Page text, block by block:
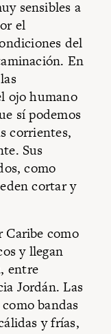
sensibles a
el
del
En
ojo humano
sí podemos
corrientes,
Sus
como
cortar y
como
y llegan
entre
Jordán. Las
bandas
y frías,